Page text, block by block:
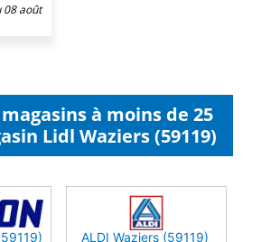
08 août
à moins de 25
Lidl Waziers (59119)
ALDI Waziers (59119)